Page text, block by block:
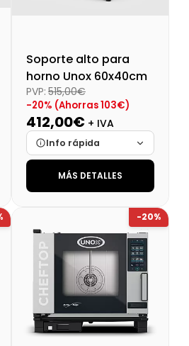
Soporte alto para
horno Unox 60x40cm
PVP: 515,00€
-20% (Ahorras 103€)
412,00€ + IVA
Info rápida
Marca
Cargando…
Cargando…
Precio final (+21%)
498,52 €
MÁS DETALLES
-20%